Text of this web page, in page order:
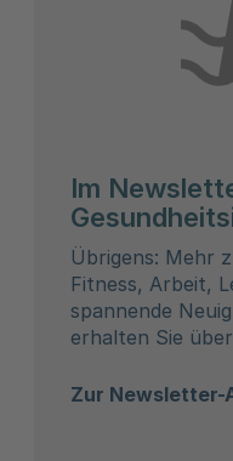
Im
Übrigens: Mehr
Fitness, Arbeit,
spannende
erhalten Sie
Zur Newsletter-